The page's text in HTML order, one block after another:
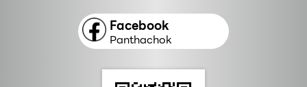
Facebook
Panthachok